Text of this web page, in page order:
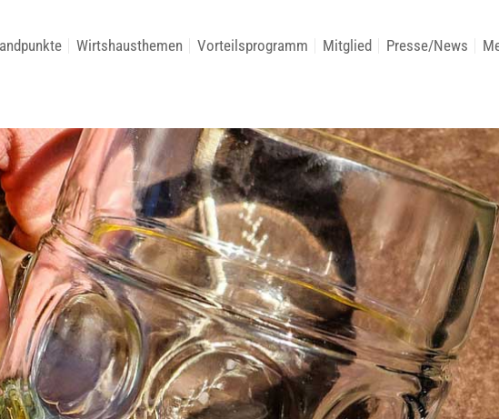
Wirtshausthemen Vorteilsprogramm Mitglied Presse/News